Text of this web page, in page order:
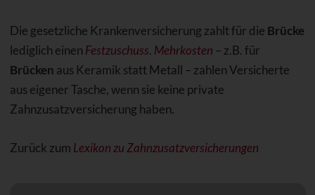
Die gesetzliche Krankenversicherung zahlt für die Brücke
lediglich einen Festzuschuss. Mehrkosten – z.B. für
Brücken aus Keramik statt Metall – zahlen Versicherte
aus eigener Tasche, wenn sie keine private
Zahnzusatzversicherung haben.
Zurück zum Lexikon zu Zahnzusatzversicherungen